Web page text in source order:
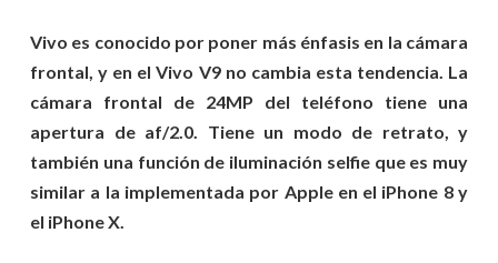
Vivo es conocido por poner más énfasis en la cámara
frontal, y en el Vivo V9 no cambia esta tendencia. La
cámara frontal de 24MP del teléfono tiene una
apertura de af/2.0. Tiene un modo de retrato, y
también una función de iluminación selfie que es muy
similar a la implementada por Apple en el iPhone 8 y
el iPhone X.